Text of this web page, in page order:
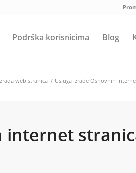
Podrška korisnicima Blog
web stranica / Usluga izrade Osnovnih
internet